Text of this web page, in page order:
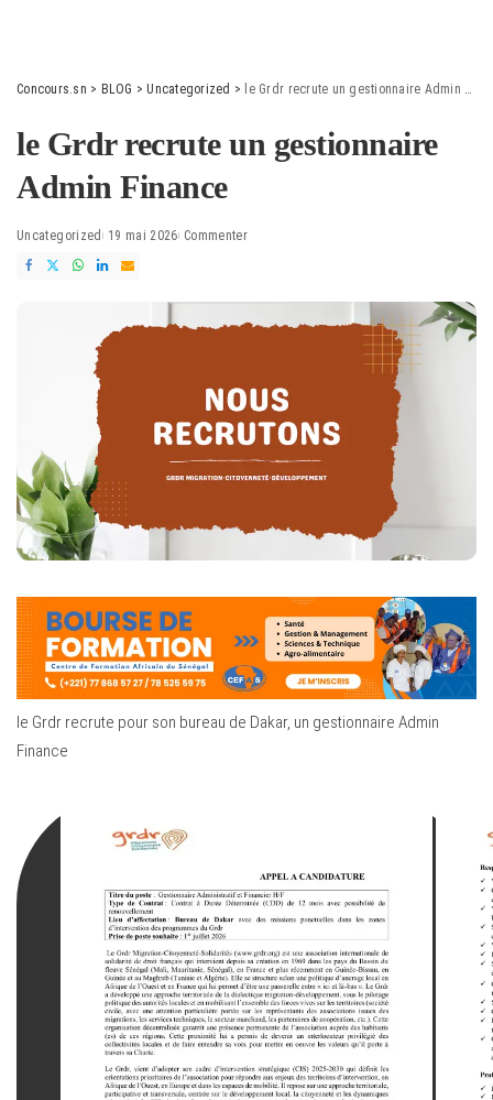
Concours.sn > BLOG > Uncategorized > le Grdr recrute un gestionnaire Admin Finance
le Grdr recrute un gestionnaire
Admin Finance
Uncategorized 19 mai 2026 Commenter
le Grdr recrute pour son bureau de Dakar, un gestionnaire Admin
Finance